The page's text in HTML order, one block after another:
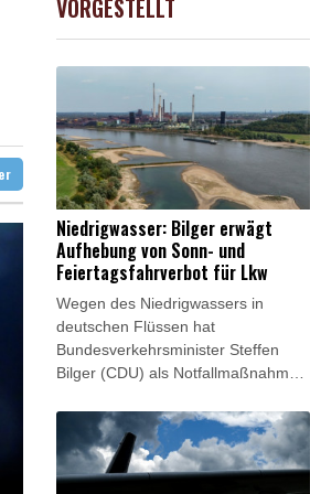
beladen
empfangen
-0.08%
VORGESTELLT
Niedrigwasser: Bilger erwägt
Aufhebung von Sonn- und
Feiertagsfahrverbot für Lkw
Wegen des Niedrigwassers in
deutschen Flüssen hat
Bundesverkehrsminister Steffen
Bilger (CDU) als Notfallmaßnahme
des Sonn- und Feiertagsfahrverbots
für Lastwagen ins Spiel gebracht.
"Ich könnte mir beispielsweise